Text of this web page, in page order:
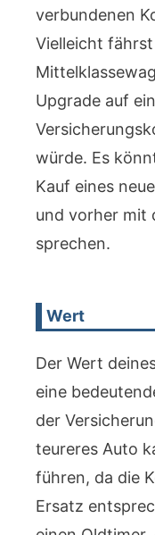
verbundenen
Vielleicht
Upgrade auf
würde. Es
Kauf eines
und vorher mit
sprechen.
Wert
Der Wert
eine
der
teureres Auto
führen, da die
Ersatz